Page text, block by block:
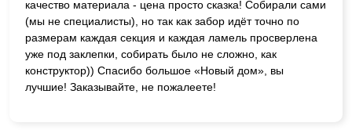
качество материала - цена просто сказка! Собирали сами
(мы не специалисты), но так как забор идёт точно по
размерам каждая секция и каждая ламель просверлена
уже под заклепки, собирать было не сложно, как
конструктор)) Спасибо большое «Новый дом», вы
лучшие! Заказывайте, не пожалеете!